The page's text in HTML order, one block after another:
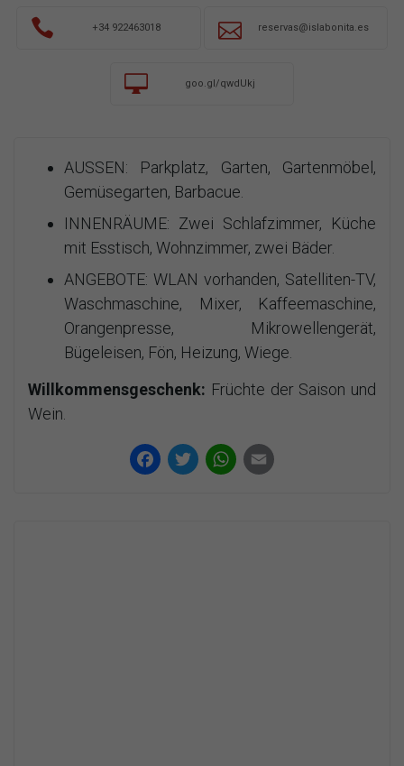
+34 922463018 reservas@islabonita.es
goo.gl/qwdUkj
AUSSEN: Parkplatz, Garten, Gartenmöbel,
Gemüsegarten, Barbacue.
INNENRÄUME: Zwei Schlafzimmer, Küche
mit Esstisch, Wohnzimmer, zwei Bäder.
ANGEBOTE: WLAN vorhanden, Satelliten-TV,
Waschmaschine, Mixer, Kaffeemaschine,
Orangenpresse, Mikrowellengerät,
Bügeleisen, Fön, Heizung, Wiege.
Willkommensgeschenk: Früchte der Saison und
Wein.
Facebook
TwitterWhatsApp